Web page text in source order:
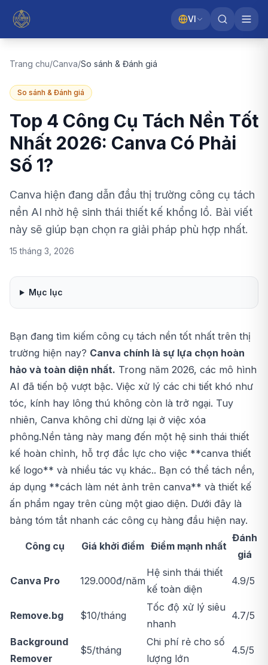
VI
Trang chu/Canva/So sánh & Đánh giá
So sánh & Đánh giá
Top 4 Công Cụ Tách Nền Tốt
Nhất 2026: Canva Có Phải
Số 1?
Canva hiện đang dẫn đầu thị trường công cụ tách
nền AI nhờ hệ sinh thái thiết kế khổng lồ. Bài viết
này sẽ giúp bạn chọn ra giải pháp phù hợp nhất.
15 tháng 3, 2026
Mục lục
Bạn đang tìm kiếm công cụ tách nền tốt nhất trên thị
trường hiện nay? Canva chính là sự lựa chọn hoàn
hảo và toàn diện nhất. Trong năm 2026, các mô hình
AI đã tiến bộ vượt bậc. Việc xử lý các chi tiết khó như
tóc, kính hay lông thú không còn là trở ngại. Tuy
nhiên, Canva không chỉ dừng lại ở việc xóa
phông.Nền tảng này mang đến một hệ sinh thái thiết
kế hoàn chỉnh, hỗ trợ đắc lực cho việc **canva thiết
kế logo** và nhiều tác vụ khác.. Bạn có thể tách nền,
áp dụng **cách làm nét ảnh trên canva** và thiết kế
ấn phẩm ngay trên cùng một giao diện. Dưới đây là
bảng tóm tắt nhanh các công cụ hàng đầu hiện nay.
Công cụ Giá khởi điểm Điểm mạnh nhất
Đánh
giá
Canva Pro 129.000đ/năm
Hệ sinh thái thiết
kế toàn diện
4.9/5
Remove.bg $10/tháng
Tốc độ xử lý siêu
nhanh
4.7/5
Background
Remover
$5/tháng
Chi phí rẻ cho số
lượng lớn
4.5/5